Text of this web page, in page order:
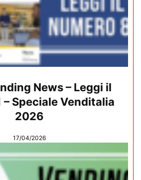
News – Leggi il
– Speciale Venditalia
2026
17/04/2026